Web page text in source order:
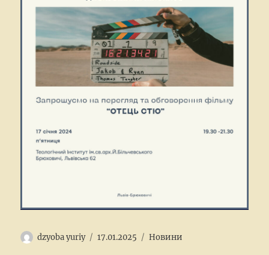
Author
dzyoba yuriy
Posted
17.01.2025 Categories
Новини